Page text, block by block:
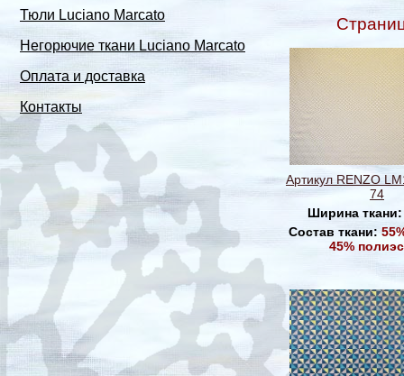
Тюли Luciano Marcato
Негорючие ткани Luciano Marcato
Оплата и доставка
Контакты
Артикул RENZO
74
Ширина
Состав ткани:
45%